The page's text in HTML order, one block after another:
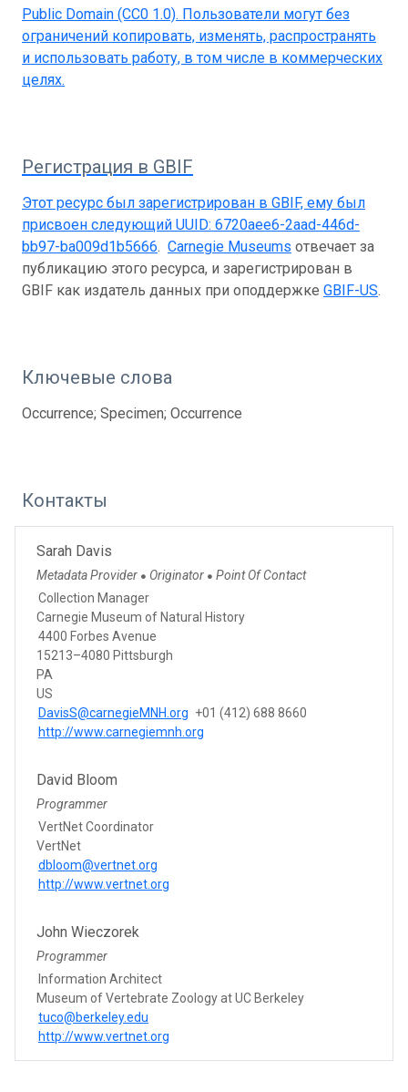
Public Domain (CC0 1.0). Пользователи могут без
ограничений копировать, изменять, распространять
и использовать работу, в том числе в коммерческих
целях.
Регистрация в GBIF
Этот ресурс был зарегистрирован в GBIF, ему был
присвоен следующий UUID: 6720aee6-2aad-446d-
bb97-ba009d1b5666. Carnegie Museums отвечает за
публикацию этого ресурса, и зарегистрирован в
GBIF как издатель данных при оподдержке GBIF-US.
Ключевые слова
Occurrence; Specimen; Occurrence
Контакты
Sarah Davis
Metadata Provider ● Originator ● Point Of Contact
Collection Manager
Carnegie Museum of Natural History
4400 Forbes Avenue
15213–4080 Pittsburgh
PA
US
DavisS@carnegieMNH.org +01 (412) 688 8660
http://www.carnegiemnh.org
David Bloom
Programmer
VertNet Coordinator
VertNet
dbloom@vertnet.org
http://www.vertnet.org
John Wieczorek
Programmer
Information Architect
Museum of Vertebrate Zoology at UC Berkeley​
tuco@berkeley.edu
http://www.vertnet.org